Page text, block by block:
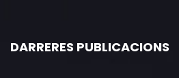
DARRERES PUBLICACIONS